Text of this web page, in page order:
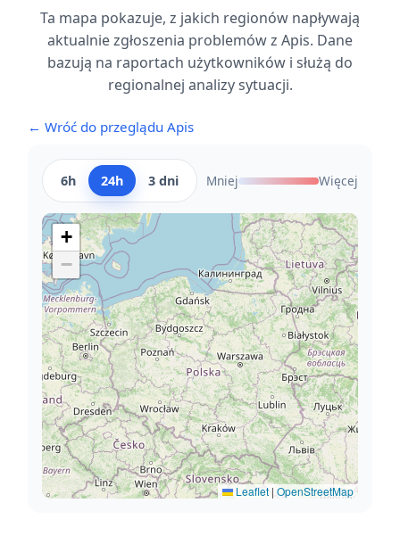
Ta mapa pokazuje, z jakich regionów napływają
aktualnie zgłoszenia problemów z Apis. Dane
bazują na raportach użytkowników i służą do
regionalnej analizy sytuacji.
← Wróć do przeglądu Apis
6h 24h 3 dni Mniej Więcej
+
−
Leaflet | OpenStreetMap